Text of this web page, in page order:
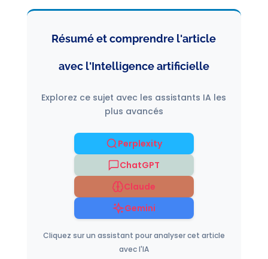
Résumé et comprendre l'article
avec l'Intelligence artificielle
Explorez ce sujet avec les assistants IA les
plus avancés
Perplexity
ChatGPT
Claude
Gemini
Cliquez sur un assistant pour analyser cet article
avec l'IA